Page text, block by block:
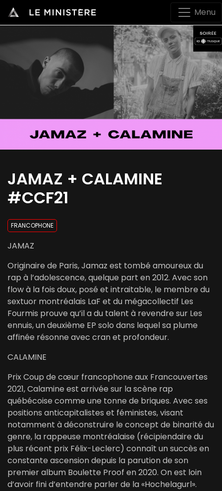
Menu
JAMAZ + CALAMINE
#CCF21
FRANCOPHONE
JAMAZ
Originaire de Paris, Jamaz est tombé amoureux du
rap à l’adolescence, quelque part en 2012. Avec son
flow à la fois doux, posé et intraitable, le membre du
sextuor montréalais LaF et du mégacollectif Les
Fourmis prouve qu’il a du talent à revendre sur Les
ennuis, un deuxième EP solo dans lequel sa plume
affinée résonne avec cran et profondeur.
CALAMINE
Prix Coup de cœur francophone aux Francouvertes
2021, Calamine est arrivée sur la scène rap
québécoise comme une tonne de briques. Avec ses
positions anticapitalistes et féministes, visant
notamment à déconstruire le concept de binarité du
genre, la rappeuse montréalaise (récipiendaire du
plus récent prix Félix-Leclerc) connaît un succès en
constante ascension depuis la parution de son
premier album Boulette Proof en 2020. On est loin
d’avoir fini d’entendre parler de la «Hochelagurl».